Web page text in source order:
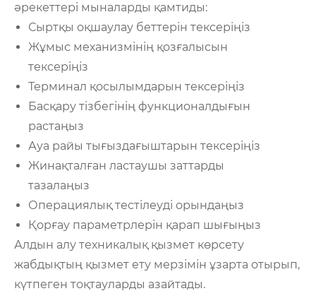
әрекеттері мыналарды қамтиды:
Сыртқы оқшаулау беттерін тексеріңіз
Жұмыс механизмінің қозғалысын
тексеріңіз
Терминал қосылымдарын тексеріңіз
Басқару тізбегінің функционалдығын
растаңыз
Ауа райы тығыздағыштарын тексеріңіз
Жинақталған ластаушы заттарды
тазалаңыз
Операциялық тестілеуді орындаңыз
Қорғау параметрлерін қарап шығыңыз
Алдын алу техникалық қызмет көрсету
жабдықтың қызмет ету мерзімін ұзарта отырып,
күтпеген тоқтауларды азайтады.